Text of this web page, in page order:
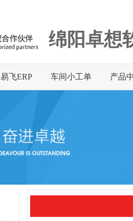
绵阳卓想
易飞ERP 车间小工单 产品